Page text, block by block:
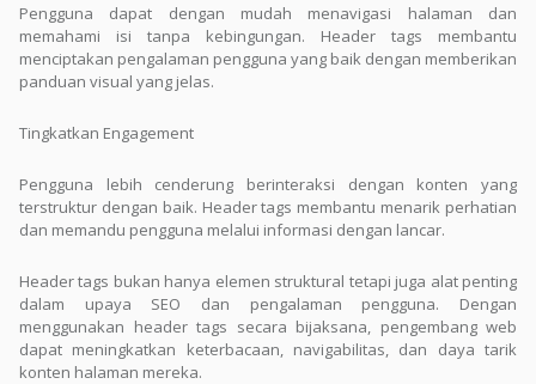
Pengguna dapat dengan mudah menavigasi halaman dan
memahami isi tanpa kebingungan. Header tags membantu
menciptakan pengalaman pengguna yang baik dengan memberikan
panduan visual yang jelas.
Tingkatkan Engagement
Pengguna lebih cenderung berinteraksi dengan konten yang
terstruktur dengan baik. Header tags membantu menarik perhatian
dan memandu pengguna melalui informasi dengan lancar.
Header tags bukan hanya elemen struktural tetapi juga alat penting
dalam upaya SEO dan pengalaman pengguna. Dengan
menggunakan header tags secara bijaksana, pengembang web
dapat meningkatkan keterbacaan, navigabilitas, dan daya tarik
konten halaman mereka.